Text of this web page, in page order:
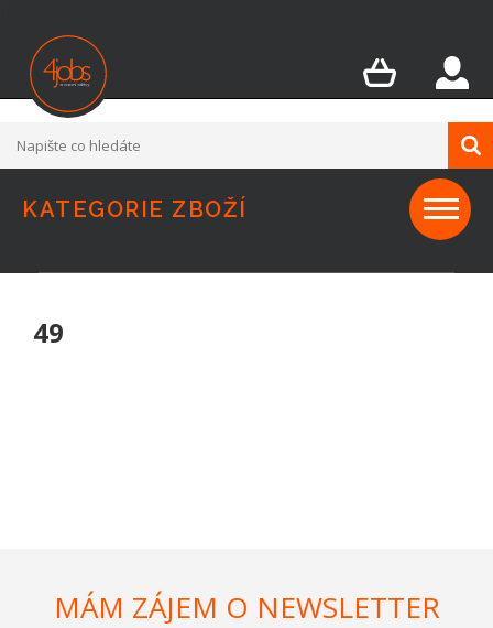
KATEGORIE ZBOŽÍ
49
MÁM ZÁJEM O NEWSLETTER